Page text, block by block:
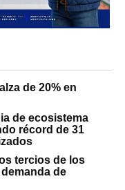
de 20% en
de ecosistema
récord de 31
tercios de los
de